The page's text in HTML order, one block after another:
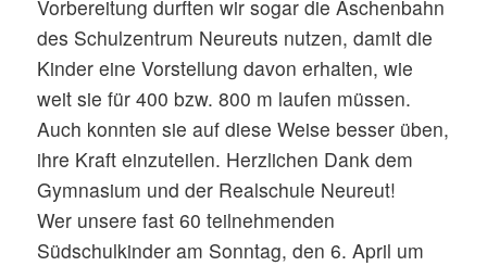
Vorbereitung durften wir sogar die Aschenbahn
des Schulzentrum Neureuts nutzen, damit die
Kinder eine Vorstellung davon erhalten, wie
weit sie für 400 bzw. 800 m laufen müssen.
Auch konnten sie auf diese Weise besser üben,
ihre Kraft einzuteilen. Herzlichen Dank dem
Gymnasium und der Realschule Neureut!
Wer unsere fast 60 teilnehmenden
Südschulkinder am Sonntag, den 6. April um